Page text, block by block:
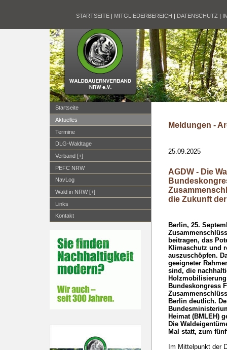
STARTSEITE | MITGLIEDERBEREICH | DATENSCHUTZ |
Startseite
Aktuelles
Termine
DLG-Waldtage
Verband [+]
PEFC NRW
NavLog
Wald in NRW [+]
Links
Kontakt
Meldungen -
25.09.2025
AGDW - Die
die Zukunft
Berlin, 25.
beitragen, das
Klimaschutz und
auszuschöpfen.
geeigneter
sind, die
Bundeskongress
Berlin deutlich.
Heimat (BMLEH)
Die
Mal statt, zum
Im Mittelpunkt der